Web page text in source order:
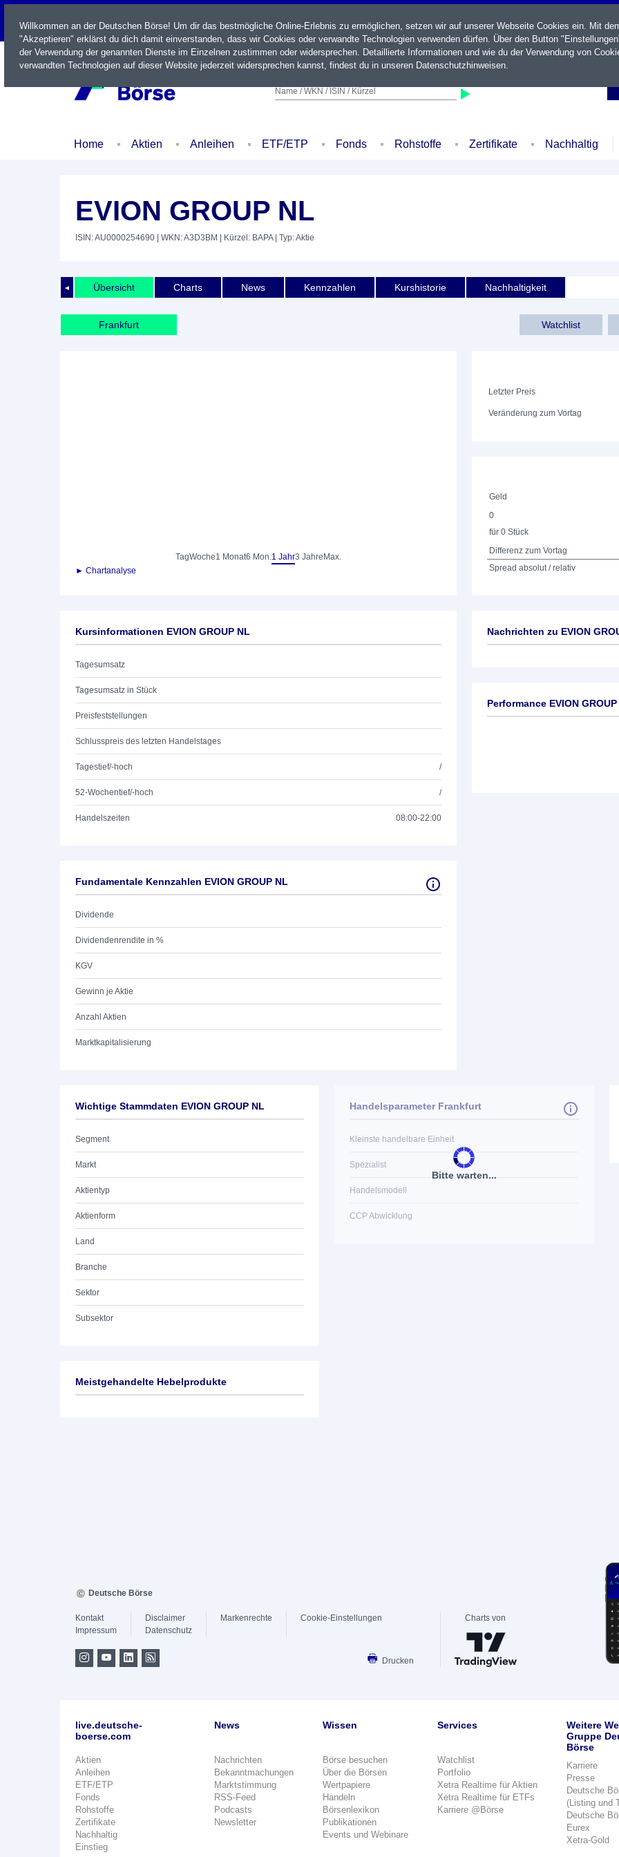
LIVE
Name / WKN / ISIN / Kürzel
Home Aktien Anleihen ETF/ETP Fonds Rohstoffe Zertifikate Nachhaltig
EVION GROUP NL
ISIN: AU0000254690 | WKN: A3D3BM | Kürzel: BAPA| Typ: Aktie
◄ Übersicht Charts News Kennzahlen Kurshistorie Nachhaltigkeit
Frankfurt Watchlist
TagWoche1 Monat6 Mon.1 Jahr3 Jahre Max.
► Chartanalyse
Letzter Preis
Veränderung zum Vortag
Geld
0
für 0 Stück
Differenz zum Vortag
Spread absolut / relativ
Kursinformationen EVION GROUP NL
Tagesumsatz
Tagesumsatz in Stück
Preisfeststellungen
Schlusspreis des letzten Handelstages
Tagestief/-hoch /
52-Wochentief/-hoch /
Handelszeiten 08:00-22:00
Fundamentale Kennzahlen EVION GROUP NL
Dividende
Dividendenrendite in %
KGV
Gewinn je Aktie
Anzahl Aktien
Marktkapitalisierung
Nachrichten zu EVION
Performance EVION GROUP
Wichtige Stammdaten EVION GROUP NL
Segment
Markt
Aktientyp
Aktienform
Land
Branche
Sektor
Subsektor
Bitte warten...
Handelsparameter Frankfurt
Kleinste handelbare Einheit
Spezialist
Handelsmodell
CCP Abwicklung
Meistgehandelte Hebelprodukte
Willkommen an der Deutschen Börse! Um dir das bestmögliche Online-Erlebnis zu ermöglichen, setzen wir auf unserer Webseite Cookies ein. Mit
"Akzeptieren" erklärst du dich damit einverstanden, dass wir Cookies oder verwandte Technologien verwenden dürfen. Über den Button
der Verwendung der genannten Dienste im Einzelnen zustimmen oder widersprechen. Detaillierte Informationen und wie du der Verwendung von
verwandten Technologien auf dieser Website jederzeit widersprechen kannst, findest du in unseren Datenschutzhinweisen.
Deutsche Börse
Kontakt
Impressum
Disclaimer
Datenschutz
Markenrechte Cookie-Einstellungen
Drucken
Charts von
live.deutsche-
boerse.com
Aktien
Anleihen
ETF/ETP
Fonds
Rohstoffe
Zertifikate
Nachhaltig
Einstieg
News
Nachrichten
Bekanntmachungen
Marktstimmung
RSS-Feed
Podcasts
Newsletter
Wissen
Börse besuchen
Über die Börsen
Wertpapiere
Handeln
Börsenlexikon
Publikationen
Events und Webinare
Services
Watchlist
Portfolio
Xetra Realtime für Aktien
Xetra Realtime für ETFs
Karriere @Börse
Weitere
Gruppe
Börse
Karriere
Presse
Deutsche
(Listing und
Deutsche
Eurex
Xetra-Gold